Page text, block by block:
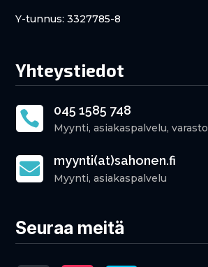
Y-tunnus: 3327785-8
Yhteystiedot
 045 1585 748
Myynti, asiakaspalvelu, varasto
 myynti(at)sahonen.fi
Myynti, asiakaspalvelu
Seuraa meitä